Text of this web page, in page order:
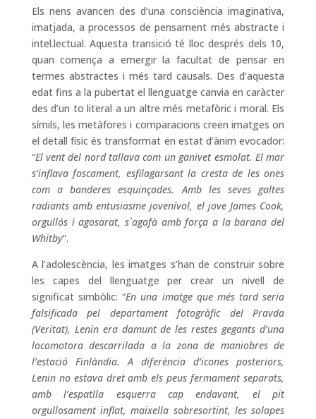
Els nens avancen des d’una consciència imaginativa,
imatjada, a processos de pensament més abstracte i
intel.lectual. Aquesta transició té lloc després dels 10,
quan comença a emergir la facultat de pensar en
termes abstractes i més tard causals. Des d’aquesta
edat fins a la pubertat el llenguatge canvia en caràcter
des d’un to literal a un altre més metafòric i moral. Els
símils, les metàfores i comparacions creen imatges on
el detall físic és transformat en estat d’ànim evocador:
“El vent del nord tallava com un ganivet esmolat. El mar
s’inflava foscament, esfilagarsant la cresta de les ones
com a banderes esquinçades. Amb les seves galtes
radiants amb entusiasme jovenívol, el jove James Cook,
orgullós i agosarat, s`agafà amb força a la barana del
Whitby”.
A l’adolescència, les imatges s’han de construir sobre
les capes del llenguatge per crear un nivell de
significat simbòlic: “En una imatge que més tard seria
falsificada pel departament fotogràfic del Pravda
(Veritat), Lenin era damunt de les restes gegants d’una
locomotora descarrilada a la zona de maniobres de
l’estació Finlàndia. A diferència d’icones posteriors,
Lenin no estava dret amb els peus fermament separats,
amb l’espatlla esquerra cap endavant, el pit
orgullosament inflat, maixella sobresortint, les solapes